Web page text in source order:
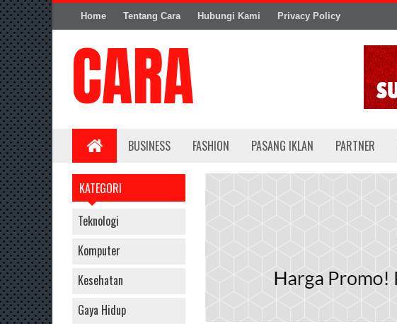
Home Tentang Cara Hubungi Kami Privacy Policy
BUSINESS FASHION PASANG IKLAN PARTNER
KATEGORI
Teknologi
Komputer
Kesehatan
Gaya Hidup